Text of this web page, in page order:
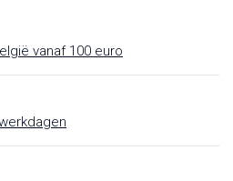
vanaf 100 euro